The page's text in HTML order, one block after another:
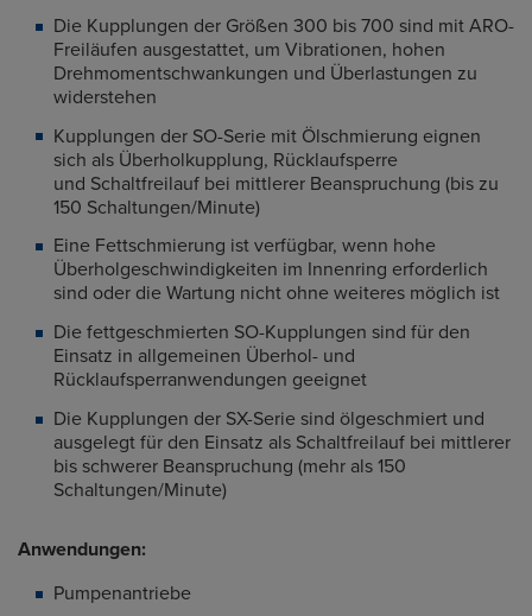
Die Kupplungen der Größen 300 bis 700 sind mit ARO-
Freiläufen ausgestattet, um Vibrationen, hohen
Drehmomentschwankungen und Überlastungen zu
widerstehen
Kupplungen der SO-Serie mit Ölschmierung eignen
sich als Überholkupplung, Rücklaufsperre
und Schaltfreilauf bei mittlerer Beanspruchung (bis zu
150 Schaltungen/Minute)
Eine Fettschmierung ist verfügbar, wenn hohe
Überholgeschwindigkeiten im Innenring erforderlich
sind oder die Wartung nicht ohne weiteres möglich ist
Die fettgeschmierten SO-Kupplungen sind für den
Einsatz in allgemeinen Überhol- und
Rücklaufsperranwendungen geeignet
Die Kupplungen der SX-Serie sind ölgeschmiert und
ausgelegt für den Einsatz als Schaltfreilauf bei mittlerer
bis schwerer Beanspruchung (mehr als 150
Schaltungen/Minute)
Anwendungen:
Pumpenantriebe